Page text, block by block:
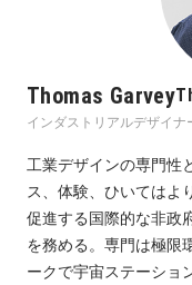
Thomas Garvey
インダストリアルデザイ
工業デザインの専門性
ス、体験、ひいてはよ
促進する国際的な非政
を務める。専門は極限
ークで宇宙ステーショ